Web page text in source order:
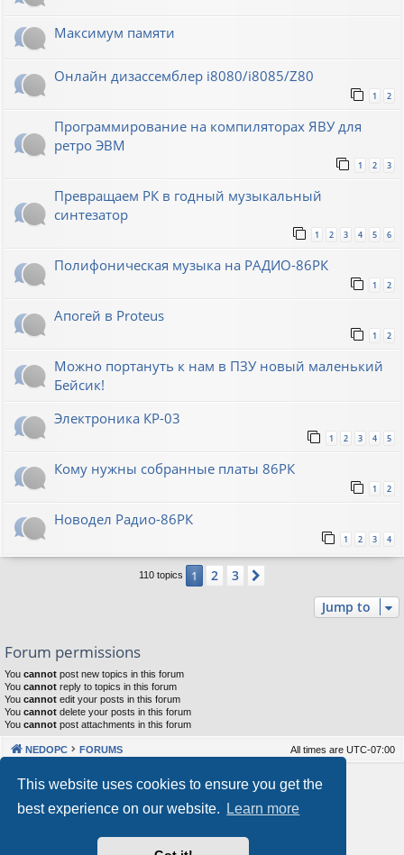
This website uses cookies to ensure you get the
best experience on our website.
Learn more
Максимум памяти
Онлайн дизассемблер i8080/i8085/Z80
1 2
Программирование на компиляторах ЯВУ для
ретро ЭВМ
1 2 3
Превращаем РК в годный музыкальный
синтезатор
1 2 3 4 5 6
Полифоническая музыка на РАДИО-86РК
1 2
Апогей в Proteus
1 2
Можно портануть к нам в ПЗУ новый маленький
Бейсик!
Электроника КР-03
1 2 3 4 5
Кому нужны собранные платы 86РК
1 2
Новодел Радио-86РК
1 2 3 4
110 topics 1 2 3
Jump to
Forum permissions
You cannot post new topics in this forum
You cannot reply to topics in this forum
You cannot edit your posts in this forum
You cannot delete your posts in this forum
You cannot post attachments in this forum
NEDOPC FORUMS All times are UTC-07:00
Powered by phpBB® Forum Software © phpBB Limited
Our VPS Hosting By RimuHosting